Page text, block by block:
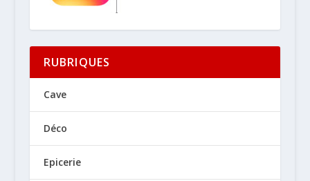
RUBRIQUES
Cave
Déco
Epicerie